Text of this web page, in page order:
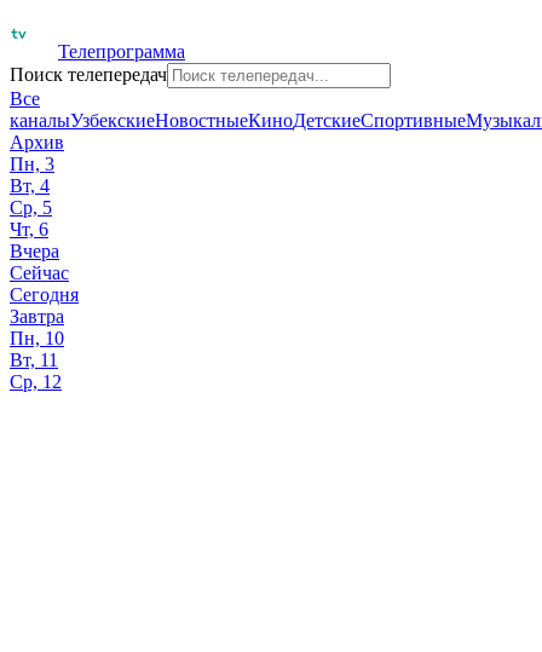
Телепрограмма
Поиск телепередач
Все
каналыУзбекскиеНовостныеКиноДетскиеСпортивные
Архив
Пн, 3
Вт, 4
Ср, 5
Чт, 6
Вчера
Сейчас
Сегодня
Завтра
Пн, 10
Вт, 11
Ср, 12